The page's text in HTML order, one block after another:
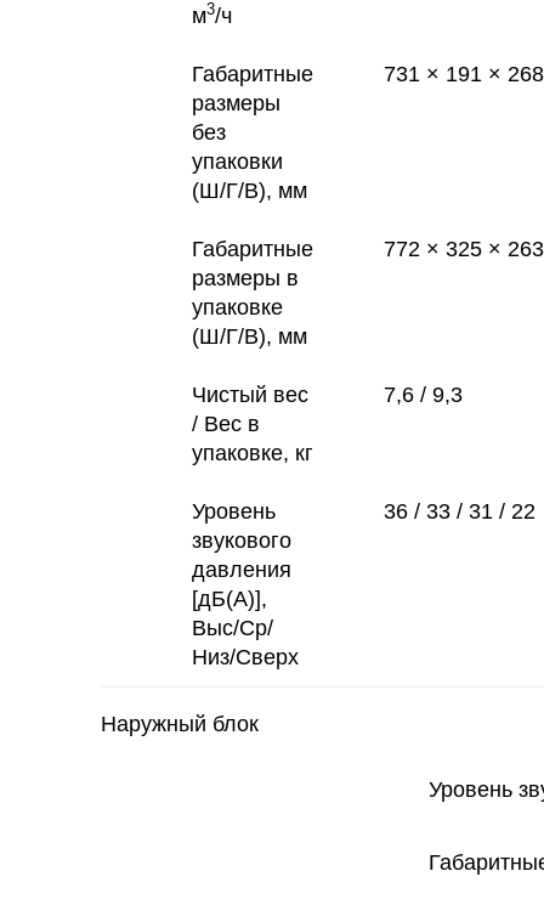
м3/ч
Габаритные
размеры
без
упаковки
(Ш/Г/В), мм
731 × 191 × 268
Габаритные
размеры в
упаковке
(Ш/Г/В), мм
772 × 325 × 263
Чистый вес
/ Вес в
упаковке, кг
7,6 / 9,3
Уровень
звукового
давления
[дБ(А)],
Выс/Ср/
Низ/Сверх
36 / 33 / 31 / 22
Наружный блок
Уровень